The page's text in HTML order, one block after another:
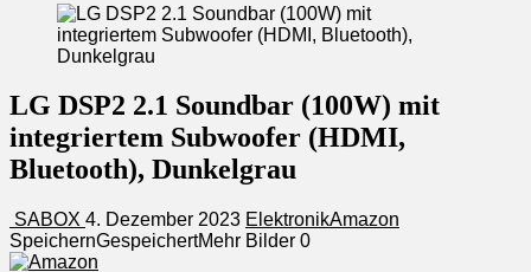
LG DSP2 2.1 Soundbar (100W) mit
integriertem Subwoofer (HDMI,
Bluetooth), Dunkelgrau
SABOX 4. Dezember 2023 ElektronikAmazon
SpeichernGespeichertMehr Bilder 0